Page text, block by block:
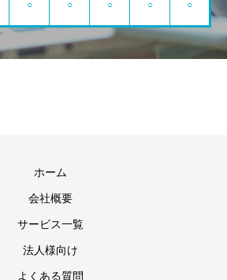
○ ○ ○ ○ ○
ホーム
会社概要
サービス一覧
法人様向け
よくある質問